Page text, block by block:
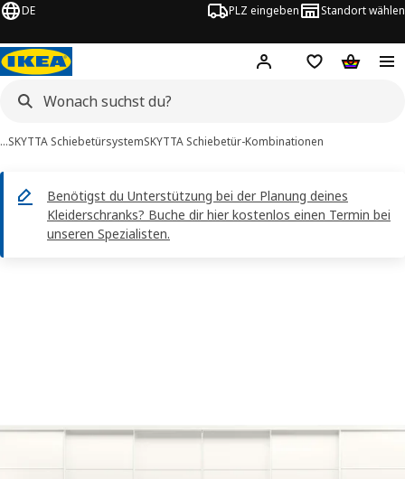
DE PLZ eingeben Standort wählen
Hej! Logge dich ein
Einkaufsliste
…SKYTTA SchiebetürsystemSKYTTA Schiebetür-Kombinationen
Benötigst du Unterstützung bei der Planung deines
Kleiderschranks? Buche dir hier kostenlos einen Termin bei
unseren Spezialisten.